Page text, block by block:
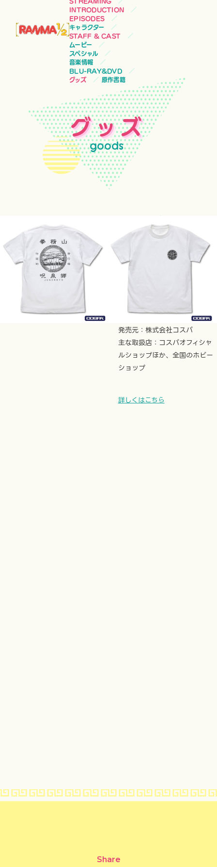
INTRODUCTION
EPISODES
キャラクター
STAFF & CAST
ムービー
スペシャル
音楽情報
BLU-RAY&DVD
グッズ
原作書籍
グッズ
goods
呪泉郷 Tシャツ
¥3,300
伝説の修行場、呪泉郷で修行し
発売元：株式会社コスパ
主な取扱店：コスパオフィシャ
ルショップほか、全国のホビー
ショップ
詳しくはこちら
Share